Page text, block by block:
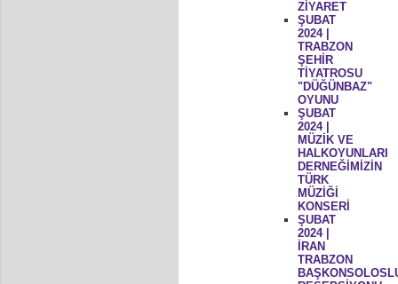
ZİYARET
ŞUBAT
2024 |
TRABZON
ŞEHİR
TİYATROSU
"DÜĞÜNBAZ"
OYUNU
ŞUBAT
2024 |
MÜZİK VE
HALKOYUNLARI
DERNEĞİMİZİN
TÜRK
MÜZİĞİ
KONSERİ
ŞUBAT
2024 |
İRAN
TRABZON